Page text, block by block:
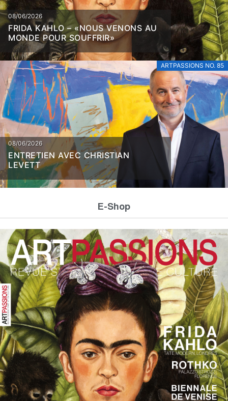
08/06/2026
FRIDA KAHLO – «NOUS VENONS AU
MONDE POUR SOUFFRIR»
ARTPASSIONS NO. 85
08/06/2026
ENTRETIEN AVEC CHRISTIAN
LEVETT
E-Shop